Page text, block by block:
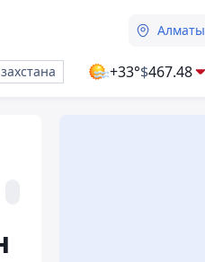
Алматы
+33°$467.48